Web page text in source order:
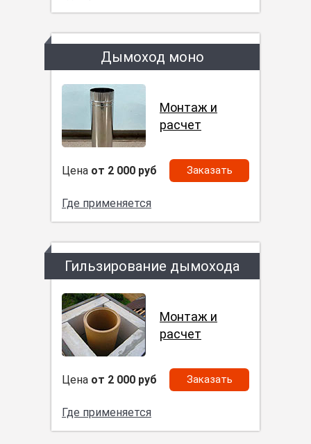
Дымоход моно
Монтаж и
расчет
Цена от 2 000 руб Заказать
Где применяется
Гильзирование дымохода
Монтаж и
расчет
Цена от 2 000 руб Заказать
Где применяется